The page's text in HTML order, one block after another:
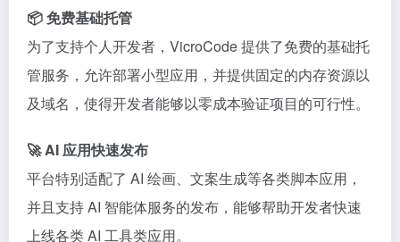
📦 免费基础托管
为了支持个人开发者，VicroCode 提供了免费的基础托
管服务，允许部署小型应用，并提供固定的内存资源以
及域名，使得开发者能够以零成本验证项目的可行性。
🚀 AI 应用快速发布
平台特别适配了 AI 绘画、文案生成等各类脚本应用，
并且支持 AI 智能体服务的发布，能够帮助开发者快速
上线各类 AI 工具类应用。